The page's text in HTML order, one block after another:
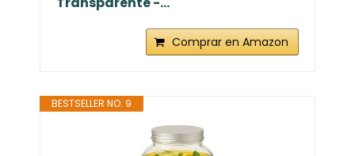
Comprar en Amazon
BESTSELLER NO. 9